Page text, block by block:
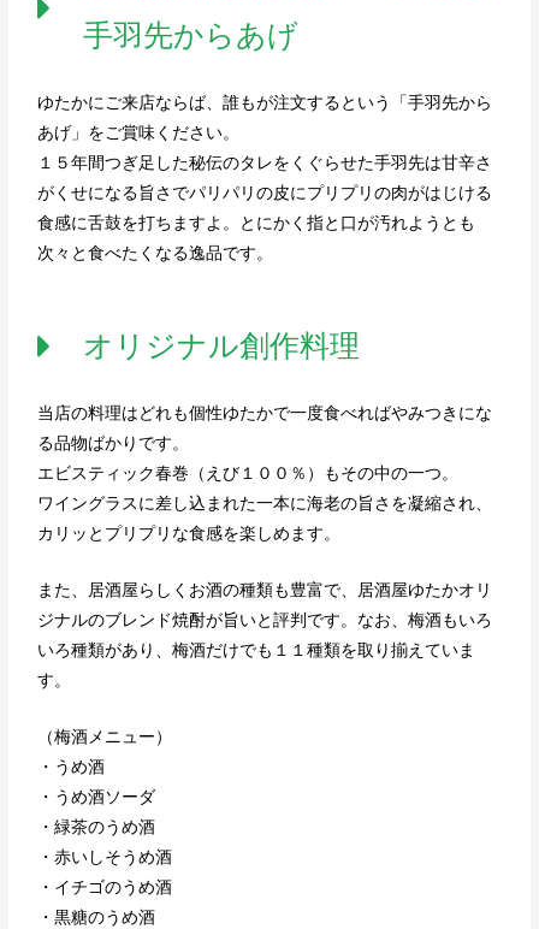
手羽先からあげ
ゆたかにご来店ならば、誰もが注文するという「手羽先から
あげ」をご賞味ください。
１５年間つぎ足した秘伝のタレをくぐらせた手羽先は甘辛さ
がくせになる旨さでパリパリの皮にプリプリの肉がはじける
食感に舌鼓を打ちますよ。とにかく指と口が汚れようとも
次々と食べたくなる逸品です。
オリジナル創作料理
当店の料理はどれも個性ゆたかで一度食べればやみつきにな
る品物ばかりです。
エビスティック春巻（えび１００％）もその中の一つ。
ワイングラスに差し込まれた一本に海老の旨さを凝縮され、
カリッとプリプリな食感を楽しめます。
また、居酒屋らしくお酒の種類も豊富で、居酒屋ゆたかオリ
ジナルのブレンド焼酎が旨いと評判です。なお、梅酒もいろ
いろ種類があり、梅酒だけでも１１種類を取り揃えていま
す。
（梅酒メニュー）
・うめ酒
・うめ酒ソーダ
・緑茶のうめ酒
・赤いしそうめ酒
・イチゴのうめ酒
・黒糖のうめ酒